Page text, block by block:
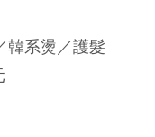
韓系燙／護髮